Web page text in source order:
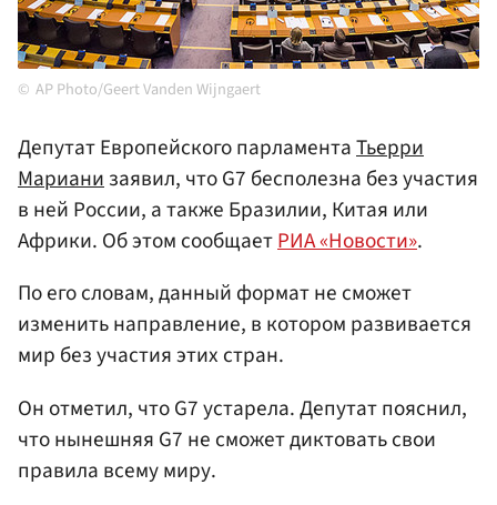
AP Photo/Geert Vanden Wijngaert
Депутат Европейского парламентаТьерри
Марианизаявил, что G7 бесполезна без участия
в ней России, а также Бразилии, Китая или
Африки. Об этом сообщаетРИА «Новости».
По его словам, данный формат не сможет
изменить направление, в котором развивается
мир без участия этих стран.
Он отметил, что G7 устарела. Депутат пояснил,
что нынешняя G7 не сможет диктовать свои
правила всему миру.